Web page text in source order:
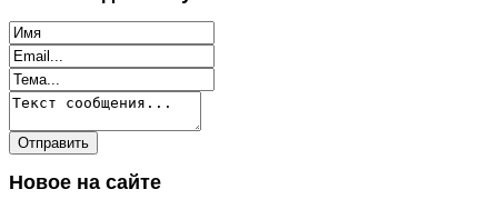
Новое на сайте